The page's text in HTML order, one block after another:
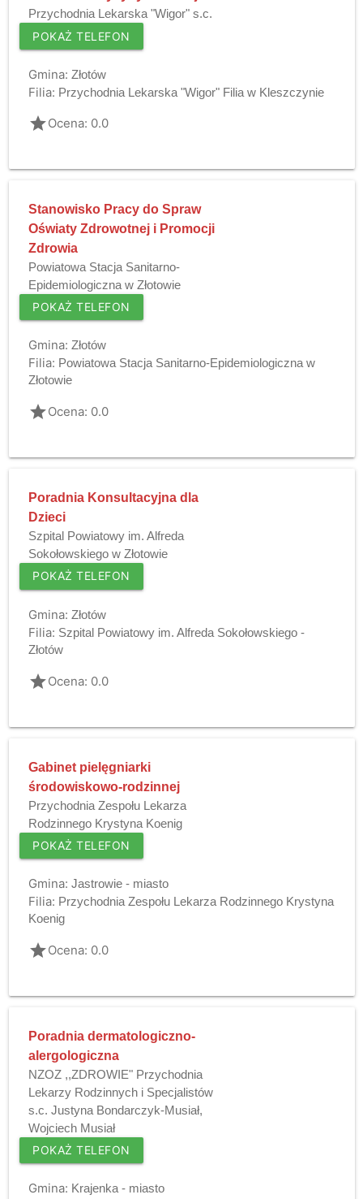
Przychodnia Lekarska "Wigor" s.c.
POKAŻ TELEFON
Gmina: Złotów
Filia: Przychodnia Lekarska "Wigor" Filia w Kleszczynie
gradeOcena: 0.0
Stanowisko Pracy do Spraw
Oświaty Zdrowotnej i Promocji
Zdrowia
Powiatowa Stacja Sanitarno-
Epidemiologiczna w Złotowie
POKAŻ TELEFON
Gmina: Złotów
Filia: Powiatowa Stacja Sanitarno-Epidemiologiczna w
Złotowie
gradeOcena: 0.0
Poradnia Konsultacyjna dla
Dzieci
Szpital Powiatowy im. Alfreda
Sokołowskiego w Złotowie
POKAŻ TELEFON
Gmina: Złotów
Filia: Szpital Powiatowy im. Alfreda Sokołowskiego -
Złotów
gradeOcena: 0.0
Gabinet pielęgniarki
środowiskowo-rodzinnej
Przychodnia Zespołu Lekarza
Rodzinnego Krystyna Koenig
POKAŻ TELEFON
Gmina: Jastrowie - miasto
Filia: Przychodnia Zespołu Lekarza Rodzinnego Krystyna
Koenig
gradeOcena: 0.0
Poradnia dermatologiczno-
alergologiczna
NZOZ ,,ZDROWIE" Przychodnia
Lekarzy Rodzinnych i Specjalistów
s.c. Justyna Bondarczyk-Musiał,
Wojciech Musiał
POKAŻ TELEFON
Gmina: Krajenka - miasto